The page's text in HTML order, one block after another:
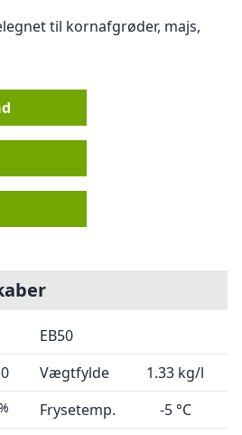
til kornafgrøder, majs,
EB50
Vægtfylde 1.33 kg/l
Frysetemp. -5 °C